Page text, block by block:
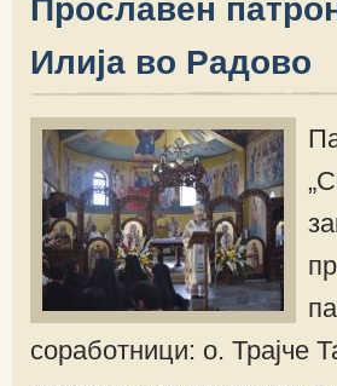
Прославен
Илија во Радово
соработници: о. Трајче